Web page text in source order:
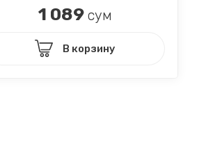
1 089сум
В корзину